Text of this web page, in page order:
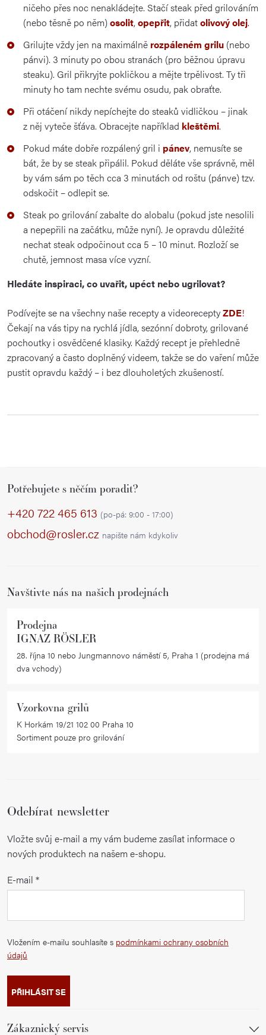
ničeho přes noc nenakládejte. Stačí steak před grilováním
(nebo těsně po něm)osolit,opepřit, přidatolivový olej.
Grilujte vždy jen na maximálně rozpáleném grilu (nebo
pánvi). 3 minuty po obou stranách (pro běžnou úpravu
steaku). Gril přikryjte pokličkou a mějte trpělivost. Ty tři
minuty ho tam nechte svému osudu, pak obraťte.
Při otáčení nikdy nepíchejte do steaků vidličkou – jinak
z něj vyteče šťáva. Obracejte například kleštěmi.
Pokud máte dobře rozpálený gril i pánev, nemusíte se
bát, že by se steak připálil. Pokud děláte vše správně, měl
by vám sám po těch cca 3 minutách od roštu (pánve) tzv.
odskočit – odlepit se.
Steak po grilování zabalte do alobalu (pokud jste nesolili
a nepepřili na začátku, může nyní). Je opravdu důležité
nechat steak odpočinout cca 5 – 10 minut. Rozloží se
chutě, jemnost masa více vyzní.
Hledáte inspiraci, co uvařit, upéct nebo ugrilovat?
Podívejte se na všechny naše recepty a videoreceptyZDE!
Čekají na vás tipy na rychlá jídla, sezónní dobroty, grilované
pochoutky i osvědčené klasiky. Každý recept je přehledně
zpracovaný a často doplněný videem, takže se do vaření může
pustit opravdu každý – i bez dlouholetých zkušeností.
Potřebujete s něčím poradit?
+420 722 465 613 (po-pá: 9:00 - 17:00)
obchod@rosler.cz napište nám kdykoliv
Navštivte nás na našich prodejnách
Prodejna
IGNAZ RÖSLER
28. října 10 nebo Jungmannovo náměstí 5, Praha 1 (prodejna má
dva vchody)
Vzorkovna grilů
K Horkám 19/21 102 00 Praha 10
Sortiment pouze pro grilování
Odebírat newsletter
Vložte svůj e-mail a my vám budeme zasílat informace o
nových produktech na našem e-shopu.
E-mail
Vložením e-mailu souhlasíte s podmínkami ochrany osobních
údajů
PŘIHLÁSIT SE
Zákaznický servis